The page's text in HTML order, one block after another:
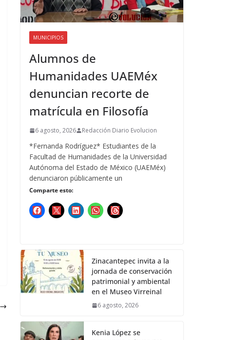
MUNICIPIOS
Alumnos de
Humanidades UAEMéx
denuncian recorte de
matrícula en Filosofía
6 agosto, 2026 Redacción Diario Evolucion
*Fernanda Rodríguez* Estudiantes de la
Facultad de Humanidades de la Universidad
Autónoma del Estado de México (UAEMéx)
denunciaron públicamente un
Comparte esto:
Zinacantepec invita a la
jornada de conservación
patrimonial y ambiental
en el Museo Virreinal
6 agosto, 2026
Kenia López se